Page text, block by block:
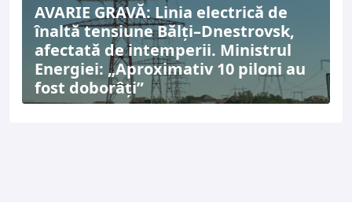
AVARIE GRAVĂ: Linia electrică de
înaltă tensiune Bălți–Dnestrovsk,
afectată de intemperii. Ministrul
Energiei: „Aproximativ 10 piloni au
fost doborâți”